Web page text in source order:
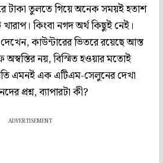
টাকা তুলতে গিয়ে অনেক সময়ই হতাশ
খারাপ। কিংবা নগদ অর্থ কিছুই নেই।
কাউন্টারের ভিতরে রয়েছে আস্ত
নয়, বিস্মিত হওয়ার মতোই
এমনই এক এটিএম-সেলুনের দেখা
প্রশ্ন, ব্যাপারটা কী?
ADVERTISEMENT